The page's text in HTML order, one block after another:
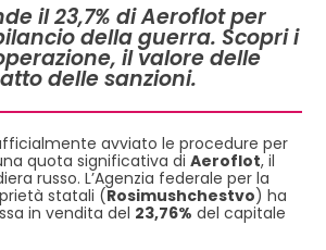
il 23,7% di Aeroflot per
della guerra. Scopri i
il valore delle
delle sanzioni.
avviato le procedure per
quota significativa di Aeroflot, il
russo. L’Agenzia federale per la
statali (Rosimushchestvo) ha
in vendita del 23,76% del capitale